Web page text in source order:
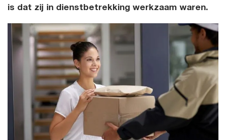
is dat zij in dienstbetrekking werkzaam waren.